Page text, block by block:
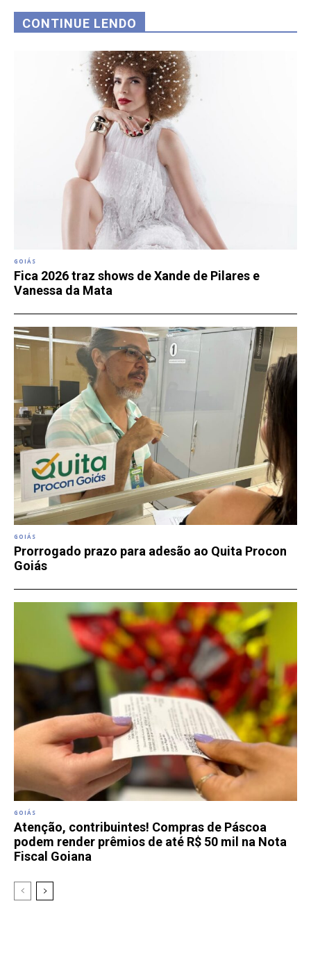
CONTINUE LENDO
GOIÁS
Fica 2026 traz shows de Xande de Pilares e
Vanessa da Mata
GOIÁS
Prorrogado prazo para adesão ao Quita Procon
Goiás
GOIÁS
Atenção, contribuintes! Compras de Páscoa
podem render prêmios de até R$ 50 mil na Nota
Fiscal Goiana